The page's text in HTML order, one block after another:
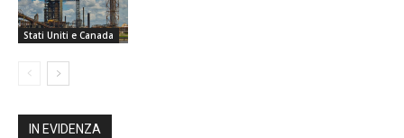
Stati Uniti e Canada
IN EVIDENZA